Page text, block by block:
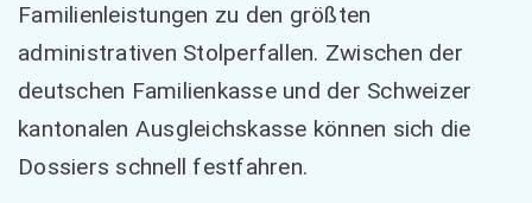
Familienleistungen zu den größten
administrativen Stolperfallen. Zwischen der
deutschen Familienkasse und der Schweizer
kantonalen Ausgleichskasse können sich die
Dossiers schnell festfahren.